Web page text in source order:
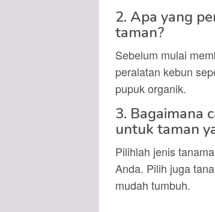
2. Apa yang
taman?
Sebelum mulai
peralatan kebun
pupuk organik.
3. Bagaimana
untuk taman
Pilihlah jenis
Anda. Pilih juga
mudah tumbuh.